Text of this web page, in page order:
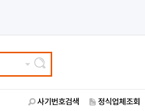
사기번호검색 정식업체조회